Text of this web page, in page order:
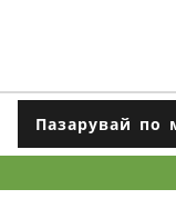
Пазарувай по